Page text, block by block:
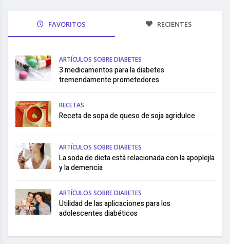
FAVORITOS RECIENTES
ARTÍCULOS SOBRE DIABETES
3 medicamentos para la diabetes
tremendamente prometedores
RECETAS
Receta de sopa de queso de soja agridulce
ARTÍCULOS SOBRE DIABETES
La soda de dieta está relacionada con la apoplejía
y la demencia
ARTÍCULOS SOBRE DIABETES
Utilidad de las aplicaciones para los
adolescentes diabéticos